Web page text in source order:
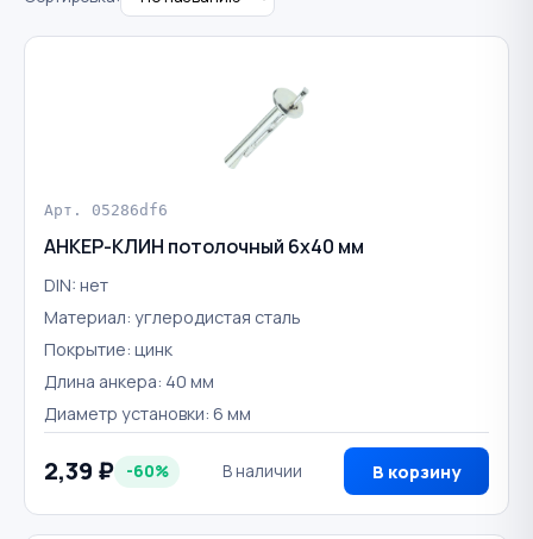
Арт. 05286df6
АНКЕР-КЛИН потолочный 6х40 мм
DIN: нет
Материал: углеродистая сталь
Покрытие: цинк
Длина анкера: 40 мм
Диаметр установки: 6 мм
2,39 ₽ -60% В наличии В корзину